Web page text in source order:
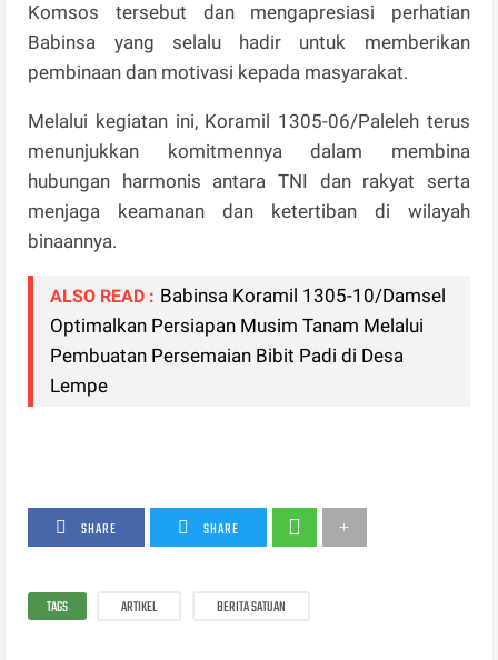
Komsos tersebut dan mengapresiasi perhatian
Babinsa yang selalu hadir untuk memberikan
pembinaan dan motivasi kepada masyarakat.
Melalui kegiatan ini, Koramil 1305-06/Paleleh terus
menunjukkan komitmennya dalam membina
hubungan harmonis antara TNI dan rakyat serta
menjaga keamanan dan ketertiban di wilayah
binaannya.
ALSO READ : Babinsa Koramil 1305-10/Damsel
Optimalkan Persiapan Musim Tanam Melalui
Pembuatan Persemaian Bibit Padi di Desa
Lempe
SHARE SHARE
TAGS ARTIKEL BERITA SATUAN